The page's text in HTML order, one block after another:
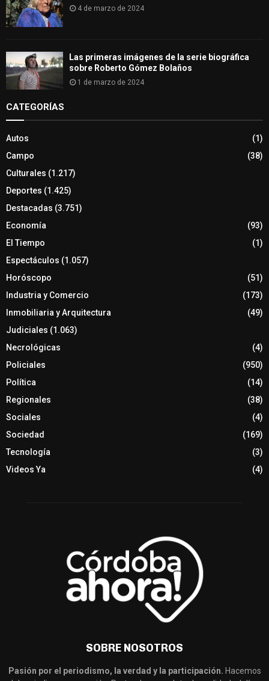
4 de marzo de 2024
Las primeras imágenes de la serie biográfica
sobre Roberto Gómez Bolaños
1 de marzo de 2024
CATEGORÍAS
Autos
(1)
Campo
(38)
Culturales (1.217)
Deportes (1.425)
Destacadas (3.751)
Economía
(93)
El Tiempo
(1)
Espectáculos (1.057)
Horóscopo
(51)
Industria y Comercio
(173)
Inmobiliaria y Arquitectura
(49)
Judiciales (1.063)
Necrológicas
(4)
Policiales
(950)
Política
(14)
Regionales
(38)
Sociales
(4)
Sociedad
(169)
Tecnología
(3)
Videos Ya
(4)
SOBRE NOSOTROS
Pasión por el periodismo, la verdad y la participación. Hacemos